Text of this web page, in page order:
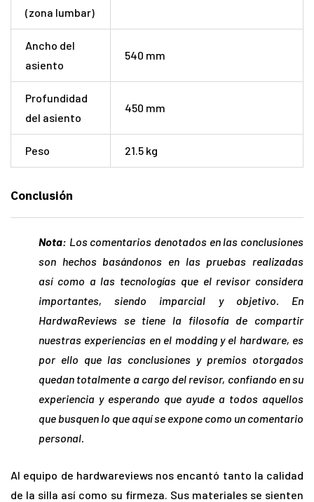
(zona lumbar)
Ancho del
asiento
540 mm
Profundidad
del asiento
450 mm
Peso 21.5 kg
Conclusión
Nota: Los comentarios denotados en las conclusiones
son hechos basándonos en las pruebas realizadas
asícomo a las tecnologías que el revisor considera
importantes, siendo imparcial y objetivo. En
HardwaReviews se tiene la filosofía de compartir
nuestras experiencias en el modding y el hardware, es
por ello que las conclusiones y premios otorgados
quedan totalmente a cargo del revisor, confiando en su
experiencia y esperando que ayude a todos aquellos
que busquen lo que aquí se expone como un comentario
personal.
Al equipo de hardwareviews nos encantó tanto la calidad
de la silla así como su firmeza. Sus materiales se sienten